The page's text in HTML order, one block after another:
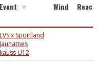
Event Wind
LVS x Sportland
Jaunatnes
kauss U12